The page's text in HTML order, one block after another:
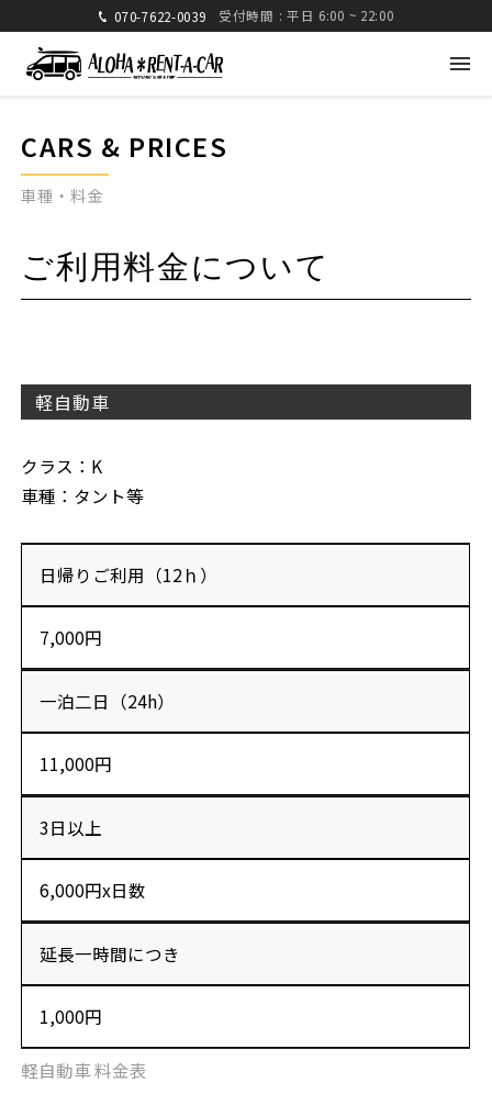
070-7622-0039 受付時間 : 平日 6:00 ~ 22:00
CARS & PRICES
車種・料金
ご利用料金について
軽自動車
クラス：K
車種：タント等
日帰りご利用（12ｈ）
7,000円
一泊二日（24h）
11,000円
3日以上
6,000円x日数
延長一時間につき
1,000円
軽自動車 料金表
アロハレンタカー
〒880-0824 宮崎県宮崎市大島町高崎416-1
お電話で問い合わせ
SERVICES
写真サービス
よくあるご質問
INFORMATION
ブログ 貸渡約款 プライバシーポリシー
SNS